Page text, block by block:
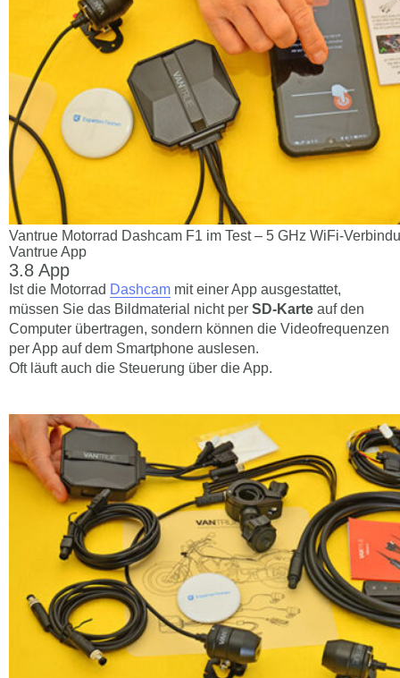
Vantrue Motorrad Dashcam F1 im Test – 5 GHz WiFi-
Vantrue App
App
Ist die Motorrad Dashcam mit einer App ausgestattet,
müssen Sie das Bildmaterial nicht per SD-Karte auf den
Computer übertragen, sondern können die Videofrequenzen
per App auf dem Smartphone auslesen.
Oft läuft auch die Steuerung über die App.